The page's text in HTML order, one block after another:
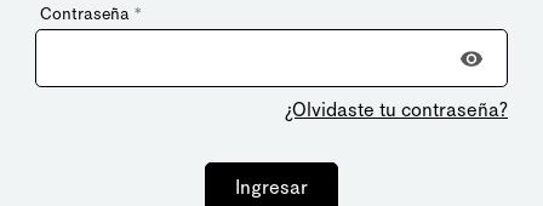
Contraseña *
¿Olvidaste tu contraseña?
Ingresar